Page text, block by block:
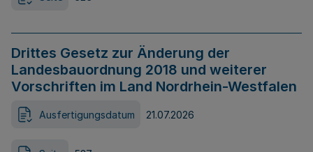
Drittes Gesetz zur Änderung der
Landesbauordnung 2018 und weiterer
Vorschriften im Land Nordrhein-Westfalen
Ausfertigungsdatum 21.07.2026